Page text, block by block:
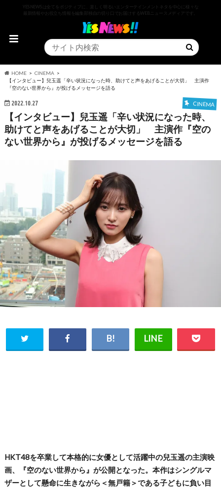
YESNEWSは全てをポジティブに、楽しく明るいエンターテインメントネタを中心に様々な
最新情報やお役立ち情報を編集部独自の切り口でお届けするWEBニュースメディアです。
HOME
CINEMA
【インタビュー】兒玉遥「辛い状況になった時、助けてと声をあげることが大切」 主演作
『空のない世界から』が投げるメッセージを語る
2022.10.27 CINEMA
【インタビュー】兒玉遥「辛い状況になった時、
助けてと声をあげることが大切」 主演作『空の
ない世界から』が投げるメッセージを語る
HKT48を卒業して本格的に女優として活躍中の兒玉遥の主演映
画、『空のない世界から』が公開となった。本作はシングルマ
ザーとして懸命に生きながら＜無戸籍＞である子どもに負い目